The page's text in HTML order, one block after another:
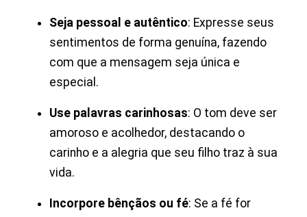
Seja pessoal e autêntico: Expresse seus
sentimentos de forma genuína, fazendo
com que a mensagem seja única e
especial.
Use palavras carinhosas: O tom deve ser
amoroso e acolhedor, destacando o
carinho e a alegria que seu filho traz à sua
vida.
Incorpore bênçãos ou fé: Se a fé for